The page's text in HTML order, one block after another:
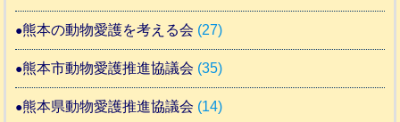
熊本の動物愛護を考える会 (27)
熊本市動物愛護推進協議会 (35)
熊本県動物愛護推進協議会 (14)